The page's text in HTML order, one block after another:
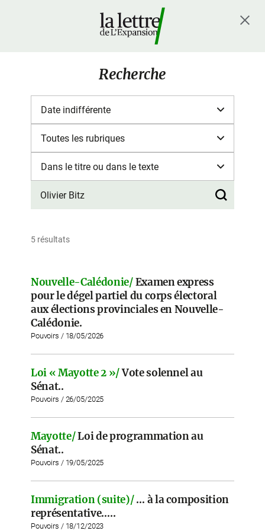
Recherche
5 résultats
Nouvelle-Calédonie/ Examen express
pour le dégel partiel du corps électoral
aux élections provinciales en Nouvelle-
Calédonie.
Pouvoirs / 18/05/2026
Loi « Mayotte 2 »/Vote solennel au
Sénat..
Pouvoirs / 26/05/2025
Mayotte/Loi de programmation au
Sénat..
Pouvoirs / 19/05/2025
Immigration (suite)/ … à la composition
représentative…..
Pouvoirs / 18/12/2023